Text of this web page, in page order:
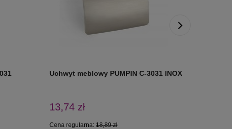
Uchwyt meblowy PUMPIN C-3031 INOX
13,74 zł
Cena regularna: 18,89 zł